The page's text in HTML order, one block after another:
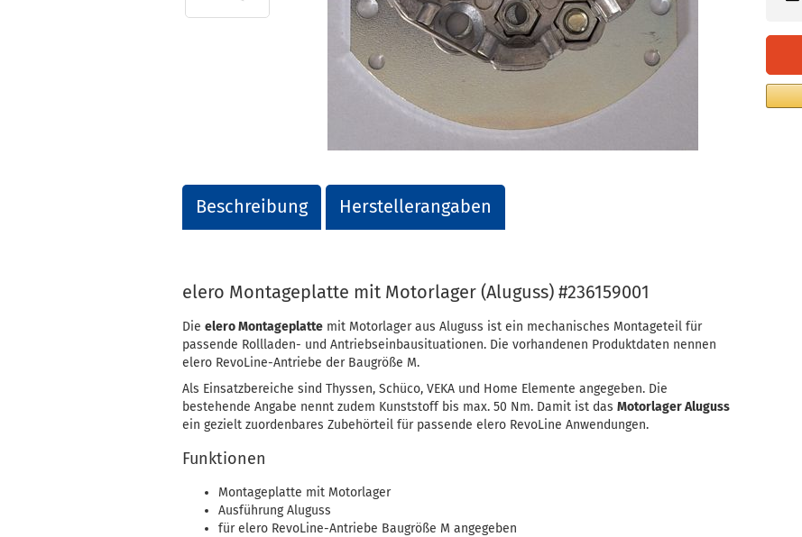
Beschreibung Herstellerangaben
elero Montageplatte mit Motorlager (Aluguss) #236159001
Die elero Montageplatte mit Motorlager aus Aluguss ist ein mechanisches Montageteil für
passende Rollladen- und Antriebseinbausituationen. Die vorhandenen Produktdaten nennen
elero RevoLine-Antriebe der Baugröße M.
Als Einsatzbereiche sind Thyssen, Schüco, VEKA und Home Elemente angegeben. Die
bestehende Angabe nennt zudem Kunststoff bis max. 50 Nm. Damit ist das Motorlager Aluguss
ein gezielt zuordenbares Zubehörteil für passende elero RevoLine Anwendungen.
Funktionen
Montageplatte mit Motorlager
Ausführung Aluguss
für elero RevoLine-Antriebe Baugröße M angegeben